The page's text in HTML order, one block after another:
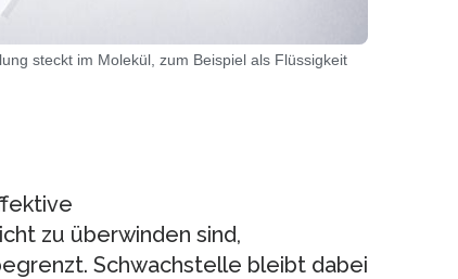
steckt im Molekül, zum Beispiel als Flüssigkeit
zu überwinden sind,
Schwachstelle bleibt dabei